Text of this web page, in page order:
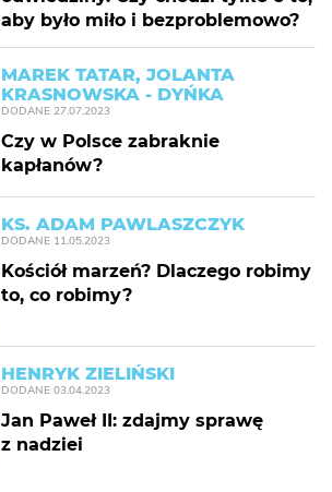
aby było miło i bezproblemowo?
MAREK TATAR, JOLANTA
KRASNOWSKA - DYŃKA
DODANE 27.07.2023
Czy w Polsce zabraknie
kapłanów?
KS. ADAM PAWLASZCZYK
DODANE 11.05.2023
Kościół marzeń? Dlaczego robimy
to, co robimy?
HENRYK ZIELIŃSKI
DODANE 03.04.2023
Jan Paweł II: zdajmy sprawę
z nadziei